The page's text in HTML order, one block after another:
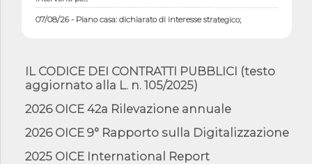
07/08/26 - Piano casa: dichiarato di interesse strategico;
nominata Com...
07/08/26 - Tunnel Brennero, dal Cipess via libera al quinto lotto
costr...
06/08/26 - Istat, produzione industriale in calo dell'1% a giugno,
06/08/26 - Dal 3 agosto in vigore l'obbligo di energie rinnovabili
IL CODICE DEI CONTRATTI PUBBLICI (testo
aggiornato alla L. n. 105/2025)
2026 OICE 42a Rilevazione annuale
2026 OICE 9° Rapporto sulla Digitalizzazione
2025 OICE International Report